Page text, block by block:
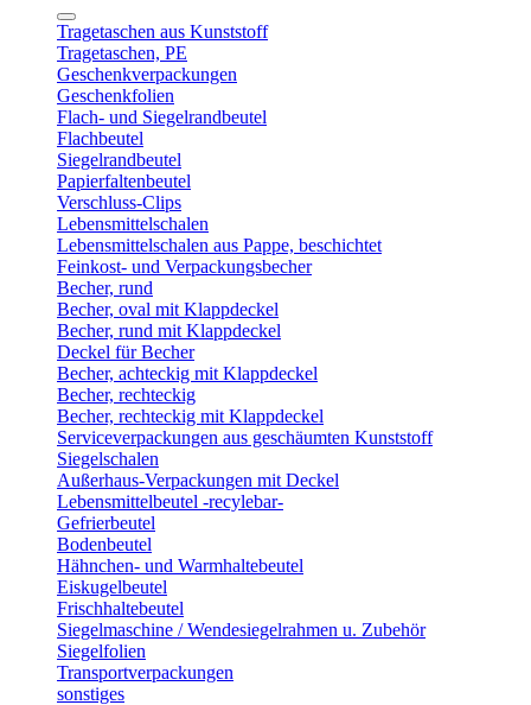
Tragetaschen aus Kunststoff
Tragetaschen, PE
Geschenkverpackungen
Geschenkfolien
Flach- und Siegelrandbeutel
Flachbeutel
Siegelrandbeutel
Papierfaltenbeutel
Verschluss-Clips
Lebensmittelschalen
Lebensmittelschalen aus Pappe, beschichtet
Feinkost- und Verpackungsbecher
Becher, rund
Becher, oval mit Klappdeckel
Becher, rund mit Klappdeckel
Deckel für Becher
Becher, achteckig mit Klappdeckel
Becher, rechteckig
Becher, rechteckig mit Klappdeckel
Serviceverpackungen aus geschäumten Kunststoff
Siegelschalen
Außerhaus-Verpackungen mit Deckel
Lebensmittelbeutel -recylebar-
Gefrierbeutel
Bodenbeutel
Hähnchen- und Warmhaltebeutel
Eiskugelbeutel
Frischhaltebeutel
Siegelmaschine / Wendesiegelrahmen u. Zubehör
Siegelfolien
Transportverpackungen
sonstiges